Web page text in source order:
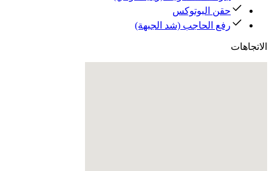
حقن البوتوكس
رفع الحاجب (شد الجبهة)
الاتجاهات